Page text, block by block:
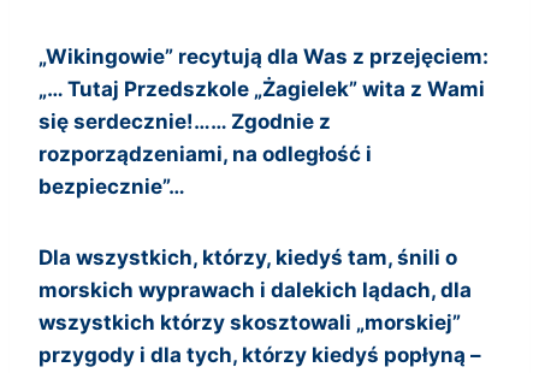
„Wikingowie” recytują dla Was z przejęciem:
„… Tutaj Przedszkole „Żagielek” wita z Wami
się serdecznie!…… Zgodnie z
rozporządzeniami, na odległość i
bezpiecznie”…
Dla wszystkich, którzy, kiedyś tam, śnili o
morskich wyprawach i dalekich lądach, dla
wszystkich którzy skosztowali „morskiej”
przygody i dla tych, którzy kiedyś popłyną –